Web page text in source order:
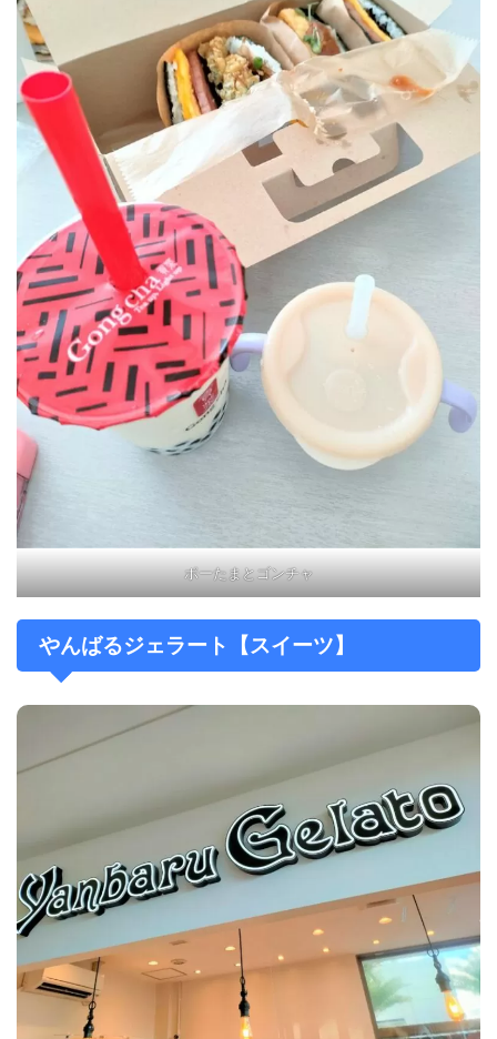
ポーたまとゴンチャ
やんばるジェラート【スイーツ】